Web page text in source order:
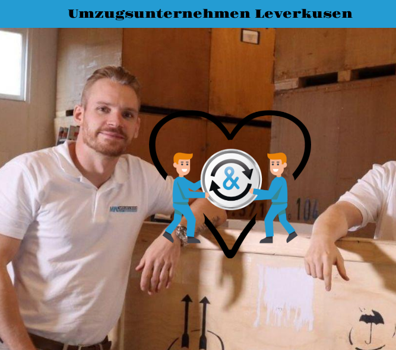
Umzugsunternehmen Leverkusen